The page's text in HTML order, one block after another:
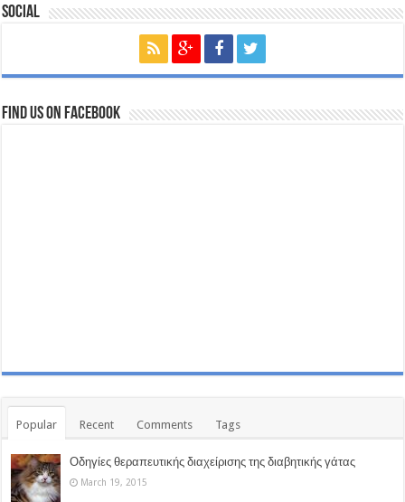
Social
Find us on Facebook
Popular Recent Comments Tags
Οδηγίες θεραπευτικής διαχείρισης της διαβητικής γάτας
March 19, 2015